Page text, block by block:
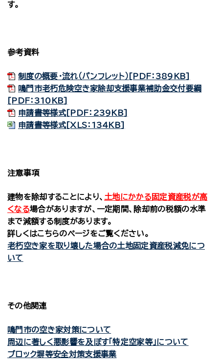
す。
参考資料
制度の概要・流れ（パンフレット）[PDF：389KB]
鳴門市老朽危険空き家除却支援事業補助金交付要綱
[PDF：310KB]
申請書等様式[PDF：239KB]
申請書等様式[XLS：134KB]
注意事項
建物を除却することにより、 土地にかかる固定資産税が高
くなる場合がありますが、一定期間、除却前の税額の水準
まで減額する制度があります。
詳しくはこちらのページをご覧ください。
老朽空き家を取り壊した場合の土地固定資産税減免につ
いて
その他関連
鳴門市の空き家対策について
周辺に著しく悪影響を及ぼす「特定空家等」について
ブロック塀等安全対策支援事業